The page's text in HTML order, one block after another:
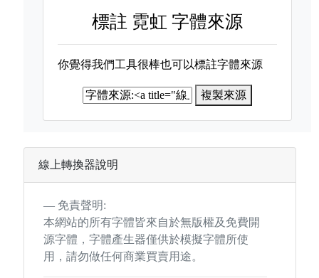
標註 霓虹 字體來源
你覺得我們工具很棒也可以標註字體來源
複製來源
線上轉換器說明
免責聲明:
本網站的所有字體皆來自於無版權及免費開
源字體，字體產生器僅供於模擬字體所使
用，請勿做任何商業買賣用途。